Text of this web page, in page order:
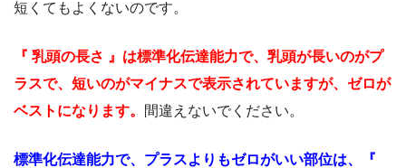
短くてもよくないのです。
『 乳頭の長さ 』は標準化伝達能力で、乳頭が長いのがプ
ラスで、短いのがマイナスで表示されていますが、ゼロが
ベストになります。
間違えないでください。
標準化伝達能力で、プラスよりもゼロがいい部位は、『